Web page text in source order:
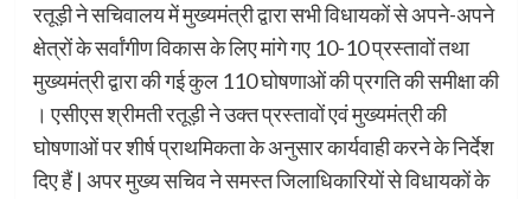
रतूड़ी ने सचिवालय में मुख्यमंत्री द्वारा सभी विधायकों से अपने-अपने
क्षेत्रों के सर्वांगीण विकास के लिए मांगे गए 10-10 प्रस्तावों तथा
मुख्यमंत्री द्वारा की गई कुल 110 घोषणाओं की प्रगति की समीक्षा की
। एसीएस श्रीमती रतूड़ी ने उक्त प्रस्तावों एवं मुख्यमंत्री की
घोषणाओं पर शीर्ष प्राथमिकता के अनुसार कार्यवाही करने के निर्देश
दिए हैं | अपर मुख्य सचिव ने समस्त जिलाधिकारियों से विधायकों के